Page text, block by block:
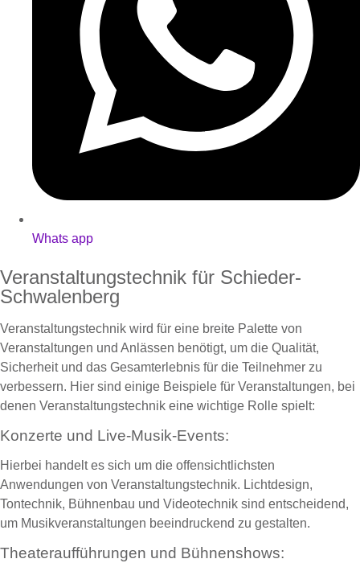
Whats app
Veranstaltungstechnik für Schieder-
Schwalenberg
Veranstaltungstechnik wird für eine breite Palette von
Veranstaltungen und Anlässen benötigt, um die Qualität,
Sicherheit und das Gesamterlebnis für die Teilnehmer zu
verbessern. Hier sind einige Beispiele für Veranstaltungen, bei
denen Veranstaltungstechnik eine wichtige Rolle spielt:
Konzerte und Live-Musik-Events:
Hierbei handelt es sich um die offensichtlichsten
Anwendungen von Veranstaltungstechnik. Lichtdesign,
Tontechnik, Bühnenbau und Videotechnik sind entscheidend,
um Musikveranstaltungen beeindruckend zu gestalten.
Theateraufführungen und Bühnenshows: